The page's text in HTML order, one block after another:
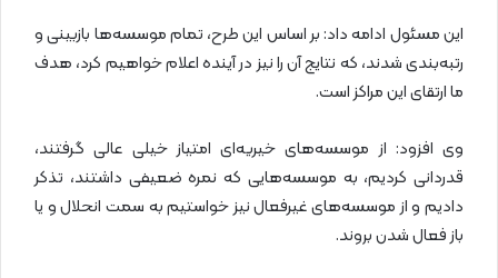
این مسئول ادامه داد: بر اساس این طرح، تمام موسسه‌ها بازبینی و
رتبه‌بندی شدند، که نتایج آن را نیز در آینده اعلام خواهیم کرد، هدف
ما ارتقای این مراکز است.
وی افزود: از موسسه‌های خیریه‌ای امتیاز خیلی عالی گرفتند،
قدردانی کردیم، به موسسه‌هایی که نمره ضعیفی داشتند، تذکر
دادیم و از موسسه‌های غیرفعال نیز خواستیم به سمت انحلال و یا
باز فعال شدن بروند.